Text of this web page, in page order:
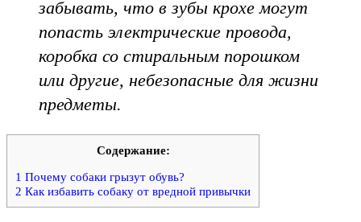
забывать, что в зубы крохе могут
попасть электрические провода,
коробка со стиральным порошком
или другие, небезопасные для жизни
предметы.
Содержание:
1 Почему собаки грызут обувь?
2 Как избавить собаку от вредной привычки